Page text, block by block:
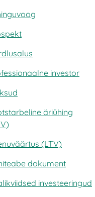
investor
äriühing
(LTV)
dokument
investeeringud